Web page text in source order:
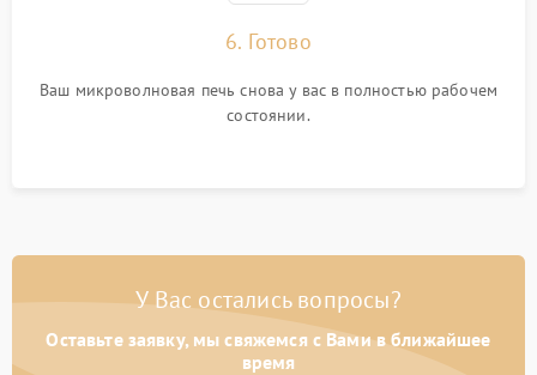
6. Готово
Ваш микроволновая печь снова у вас в полностью рабочем
состоянии.
У Вас остались вопросы?
Оставьте заявку, мы свяжемся с Вами в ближайшее
время